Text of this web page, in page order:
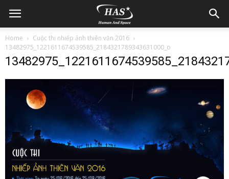
Home
Cuộc thi nhiếp ảnh thiên văn 2016
13482975_1221611674539585_2184321789343631000_o